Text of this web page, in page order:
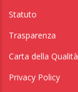
Statuto
Trasparenza
Carta della Qualità
Privacy Policy